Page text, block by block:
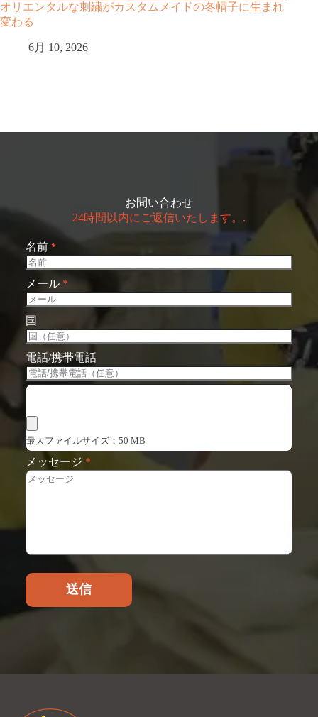
オリエンタルな刺繍がカスタムメイドの冬帽子に生まれ
変わる
6月 10, 2026
お問い合わせ
24時間以内にご返信いたします。.
名前 *
メール *
国
電話/携帯電話
最大ファイルサイズ：50 MB
メッセージ *
送信